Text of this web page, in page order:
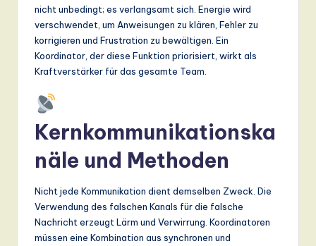
nicht unbedingt; es verlangsamt sich. Energie wird
verschwendet, um Anweisungen zu klären, Fehler zu
korrigieren und Frustration zu bewältigen. Ein
Koordinator, der diese Funktion priorisiert, wirkt als
Kraftverstärker für das gesamte Team.
Kernkommunikationska
näle und Methoden
Nicht jede Kommunikation dient demselben Zweck. Die
Verwendung des falschen Kanals für die falsche
Nachricht erzeugt Lärm und Verwirrung. Koordinatoren
müssen eine Kombination aus synchronen und